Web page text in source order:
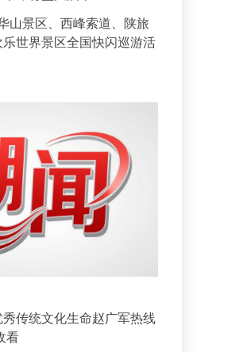
山景区、西峰索道、陕旅
世界景区全国快闪巡游活
传统文化生命赵广军热线
看